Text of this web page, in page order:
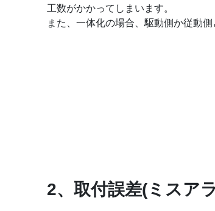
工数がかかってしまいます。
また、一体化の場合、駆動側か従動
2、取付誤差(ミスア